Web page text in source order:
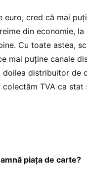
euro, cred că mai
din economie,
Cu toate astea,
mai puține canale
doilea distribuitor
TVA ca stat
piața de carte?